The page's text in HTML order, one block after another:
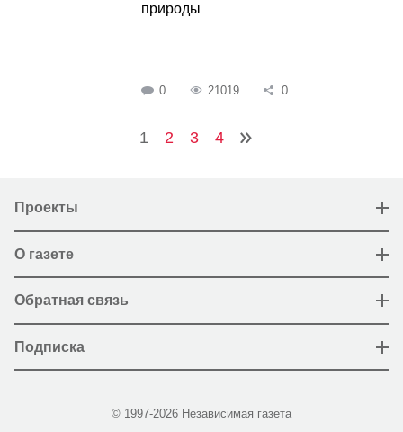
природы
0 21019 0
1 2 3 4
Проекты
О газете
Обратная связь
Подписка
© 1997-2026 Независимая газета